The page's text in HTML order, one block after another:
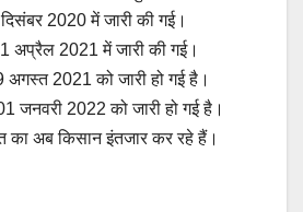
2020 में जारी की गई।
अप्रैल 2021 में जारी की गई।
अगस्त 2021 को जारी हो गई है।
जनवरी 2022 को जारी हो गई है।
का अब किसान इंतजार कर रहे हैं।